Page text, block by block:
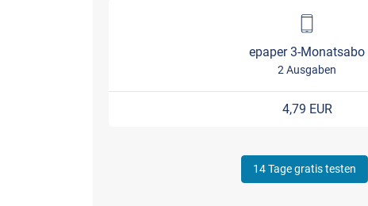
epaper 3-Monatsabo
2 Ausgaben
4,79 EUR
14 Tage gratis testen